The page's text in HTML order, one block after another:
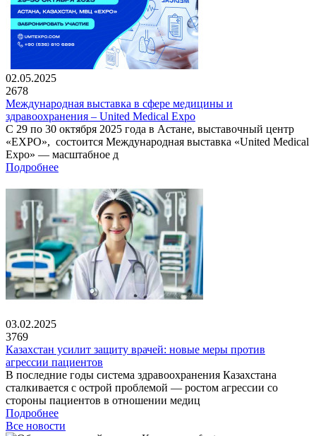
02.05.2025
2678
Международная выставка в сфере медицины и
здравоохранения – United Medical Expo
С 29 по 30 октября 2025 года в Астане, выставочный центр
«EXPO», состоится Международная выставка «United Medical
Expo» — масштабное д
Подробнее
03.02.2025
3769
Казахстан усилит защиту врачей: новые меры против
агрессии пациентов
В последние годы система здравоохранения Казахстана
сталкивается с острой проблемой — ростом агрессии со
стороны пациентов в отношении медиц
Подробнее
Все новости